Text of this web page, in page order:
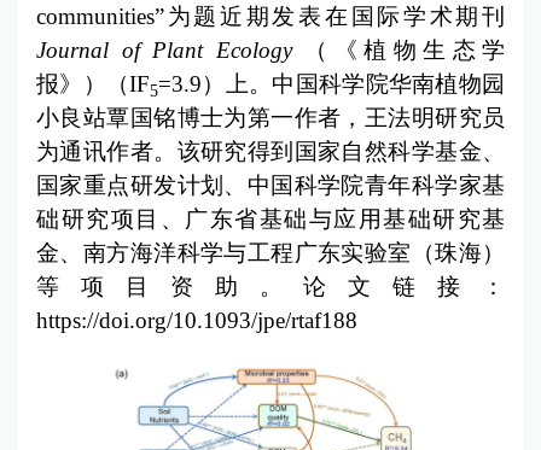
communities”为题近期发表在国际学术期刊
Journal of Plant Ecology
（《 植物生态学
报》）（IF5=3.9）上。中国科学院华南植物园
小良站覃国铭博士为第一作者，王法明研究员
为通讯作者。该研究得到国家自然科学基金、
国家重点研发计划、中国科学院青年科学家基
础研究项目、广东省基础与应用基础研究基
金、南方海洋科学与工程广东实验室（珠海）
等项目资助。论文链接：
https://doi.org/10.1093/jpe/rtaf188